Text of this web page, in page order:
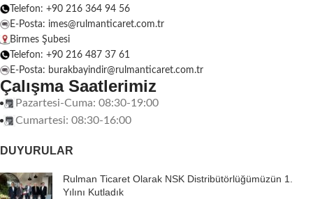
Telefon: +90 216 364 94 56
E-Posta: imes@rulmanticaret.com.tr
Birmes Şubesi
Telefon: +90 216 487 37 61
E-Posta: burakbayindir@rulmanticaret.com.tr
Çalışma Saatlerimiz
Pazartesi-Cuma: 08:30-19:00
Cumartesi: 08:30-16:00
DUYURULAR
Rulman Ticaret Olarak NSK Distribütörlüğümüzün 1.
Yılını Kutladık